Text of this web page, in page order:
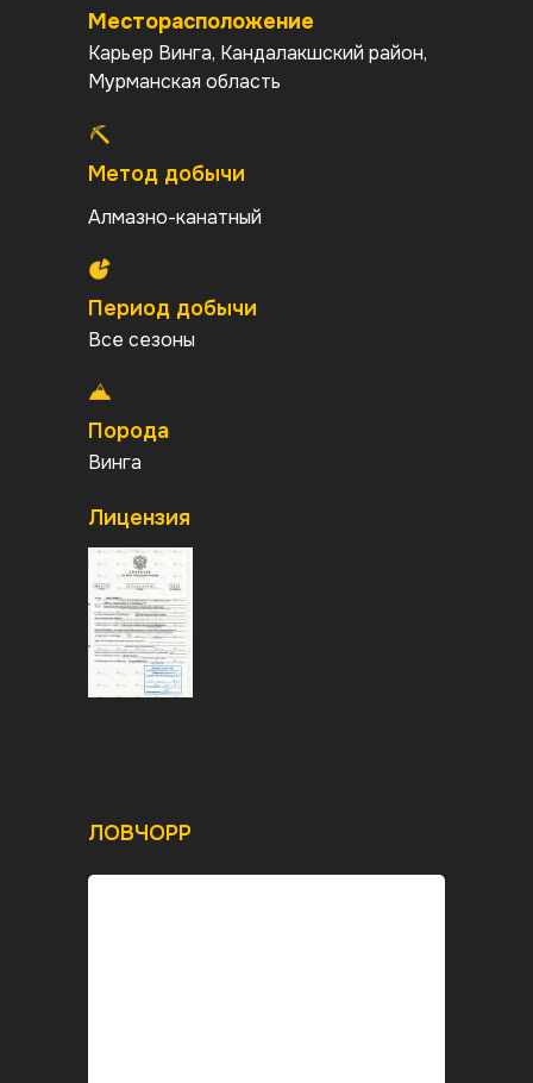
Месторасположение
Карьер Винга, Кандалакшский район,
Мурманская область
Метод добычи
Алмазно-канатный
Период добычи
Все сезоны
Порода
Винга
Лицензия
ЛОВЧОРР